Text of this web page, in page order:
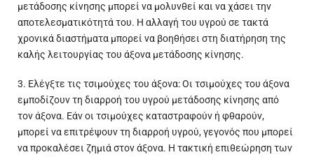
μετάδοσης κίνησης μπορεί να μολυνθεί και να χάσει την
αποτελεσματικότητά του. Η αλλαγή του υγρού σε τακτά
χρονικά διαστήματα μπορεί να βοηθήσει στη διατήρηση της
καλής λειτουργίας του άξονα μετάδοσης κίνησης.
3. Ελέγξτε τις τσιμούχες του άξονα: Οι τσιμούχες του άξονα
εμποδίζουν τη διαρροή του υγρού μετάδοσης κίνησης από
τον άξονα. Εάν οι τσιμούχες καταστραφούν ή φθαρούν,
μπορεί να επιτρέψουν τη διαρροή υγρού, γεγονός που μπορεί
να προκαλέσει ζημιά στον άξονα. Η τακτική επιθεώρηση των